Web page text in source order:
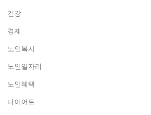
건강
경제
노인복지
노인일자리
노인혜택
다이어트